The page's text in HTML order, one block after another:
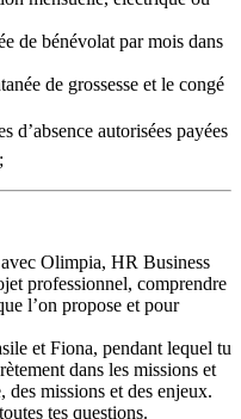
de bénévolat par mois dans
de grossesse et le congé
d’absence autorisées payées
Olimpia, HR Business
professionnel, comprendre
l’on propose et pour
et Fiona, pendant lequel tu
dans les missions et
des missions et des enjeux.
tes questions.